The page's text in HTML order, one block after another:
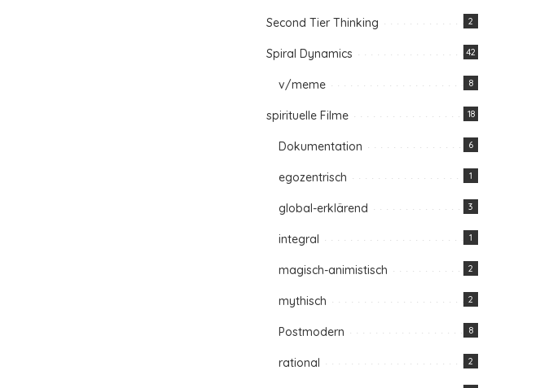
Second Tier Thinking 2
Spiral Dynamics 42
v/meme 8
spirituelle Filme 18
Dokumentation 6
egozentrisch 1
global-erklärend 3
integral 1
magisch-animistisch 2
mythisch 2
Postmodern 8
rational 2